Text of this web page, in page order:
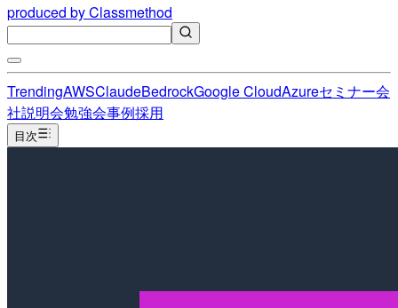
produced by Classmethod
TrendingAWSClaudeBedrockGoogle CloudAzureセミナー会
社説明会勉強会事例採用
目次